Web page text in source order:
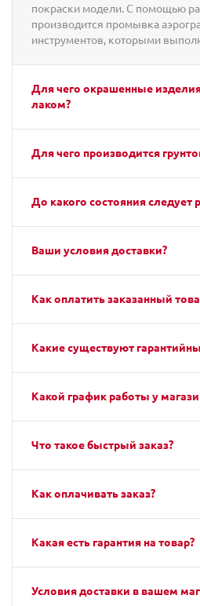
покраски модели. С помощью
производится промывка
инструментов, которыми
Для чего окрашенные
лаком?
Для чего производится
До какого состояния следует
Ваши условия доставки?
Как оплатить заказанный
Какие существуют
Какой график работы у
Что такое быстрый заказ?
Как оплачивать заказ?
Какая есть гарантия на товар?
Условия доставки в вашем